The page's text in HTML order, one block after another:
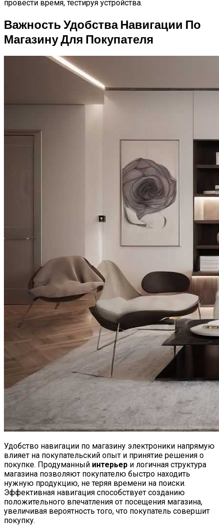
провести время, тестируя устройства.
Важность Удобства Навигации По
Магазину Для Покупателя
Удобство навигации по магазину электроники напрямую
влияет на покупательский опыт и принятие решения о
покупке. Продуманный интерьер и логичная структура
магазина позволяют покупателю быстро находить
нужную продукцию, не теряя времени на поиски.
Эффективная навигация способствует созданию
положительного впечатления от посещения магазина,
увеличивая вероятность того, что покупатель совершит
покупку.